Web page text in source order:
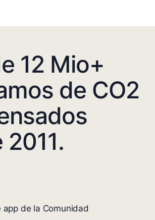
12 Mio+
de CO2
app de la Comunidad